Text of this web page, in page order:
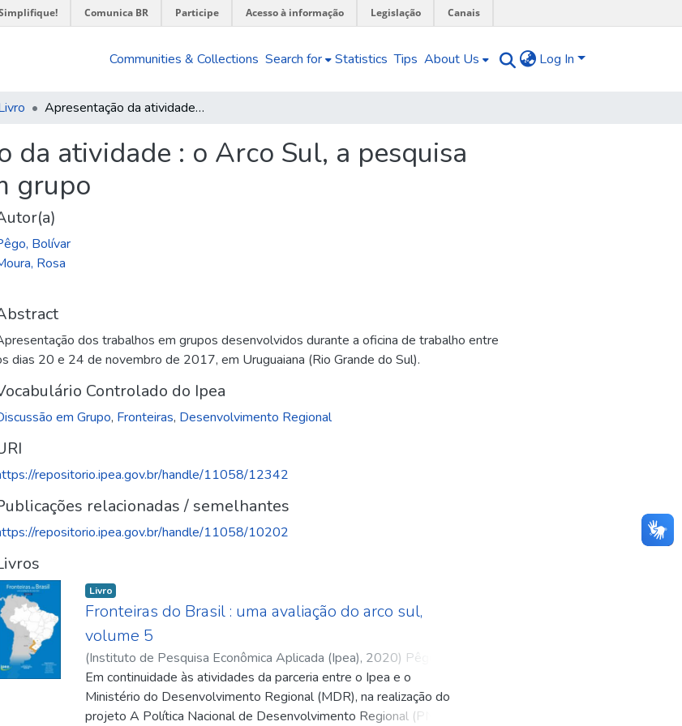
Comunica BR Participe Acesso à informação Legislação Canais
Communities & Collections Search for Statistics Tips About Us Log In
Apresentação da atividade : o Arco Sul, a pesquisa fronteiras e o trabalho em grupo
da atividade : o Arco Sul, a pesquisa
grupo
Bolívar
Rosa
dos trabalhos em grupos desenvolvidos durante a oficina de trabalho entre
dias 20 e 24 de novembro de 2017, em Uruguaiana (Rio Grande do Sul).
Controlado do Ipea
em Grupo, Fronteiras, Desenvolvimento Regional
repositorio.ipea.gov.br/handle/11058/12342
relacionadas / semelhantes
repositorio.ipea.gov.br/handle/11058/10202
Livro
Fronteiras do Brasil : uma avaliação do arco sul,
volume 5
(Instituto de Pesquisa Econômica Aplicada (Ipea), 2020) Pêgo
Filho, Bolívar (Coordenador);Moura, Rosa ;Nunes, Maria ;Krüger,
Caroline;Moreira, Paula Gomes;Ferreira, Gustavo
Em continuidade às atividades da parceria entre o Ipea e o
Ministério do Desenvolvimento Regional (MDR), na realização do
projeto A Política Nacional de Desenvolvimento Regional (PNDR)